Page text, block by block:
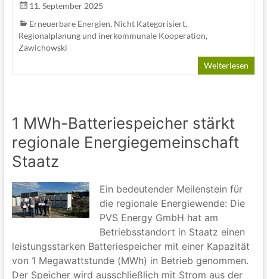
11. September 2025
Erneuerbare Energien, Nicht Kategorisiert,
Regionalplanung und inerkommunale Kooperation,
Zawichowski
Weiterlesen
1 MWh-Batteriespeicher stärkt
regionale Energiegemeinschaft
Staatz
Ein bedeutender Meilenstein für
die regionale Energiewende: Die
PVS Energy GmbH hat am
Betriebsstandort in Staatz einen
leistungsstarken Batteriespeicher mit einer Kapazität
von 1 Megawattstunde (MWh) in Betrieb genommen.
Der Speicher wird ausschließlich mit Strom aus der